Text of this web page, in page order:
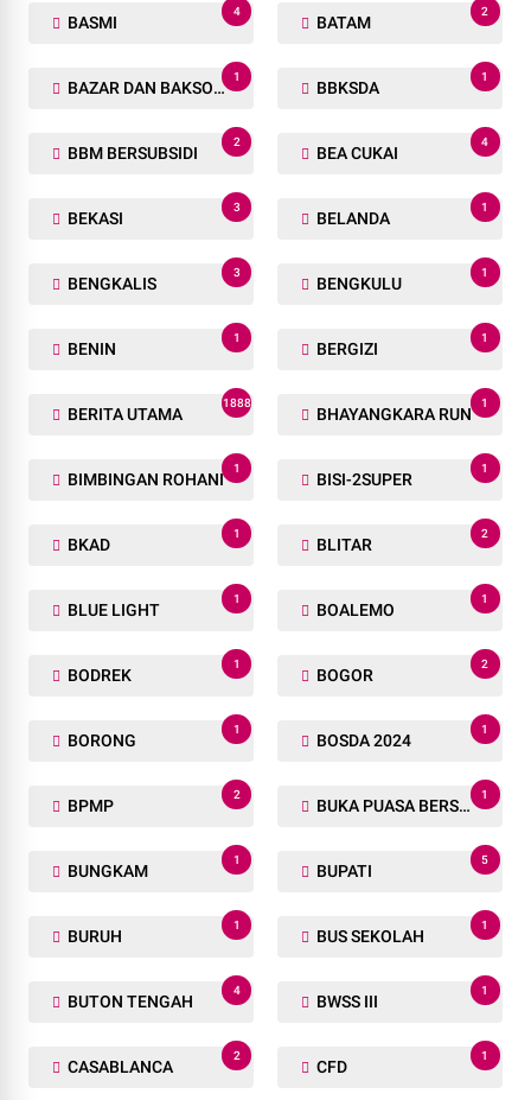
BASMI
4
BATAM
2
BAZAR DAN BAKSOS RAMADHAN
1
BBKSDA
1
BBM BERSUBSIDI
2
BEA CUKAI
4
BEKASI
3
BELANDA
1
BENGKALIS
3
BENGKULU
1
BENIN
1
BERGIZI
1
BERITA UTAMA
1888
BHAYANGKARA RUN
1
BIMBINGAN ROHANI
1
BISI-2SUPER
1
BKAD
1
BLITAR
2
BLUE LIGHT
1
BOALEMO
1
BODREK
1
BOGOR
2
BORONG
1
BOSDA 2024
1
BPMP
2
BUKA PUASA BERSAMA
1
BUNGKAM
1
BUPATI
5
BURUH
1
BUS SEKOLAH
1
BUTON TENGAH
4
BWSS III
1
CASABLANCA
2
CFD
1